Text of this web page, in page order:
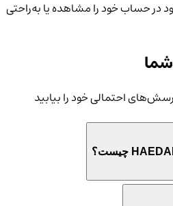
در حساب خود را مشاهده یا به‌راحتی
احتمالی خود را بیابید